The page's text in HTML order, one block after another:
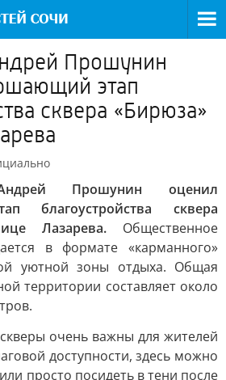
Прошунин
этап
сквера «Бирюза»
Прошунин оценил
благоустройства сквера
Лазарева.Общественное
в формате «карманного»
уютной зоны отдыха. Общая
территории составляет около
очень важны для жителей
доступности, здесь можно
просто посидеть в тени после